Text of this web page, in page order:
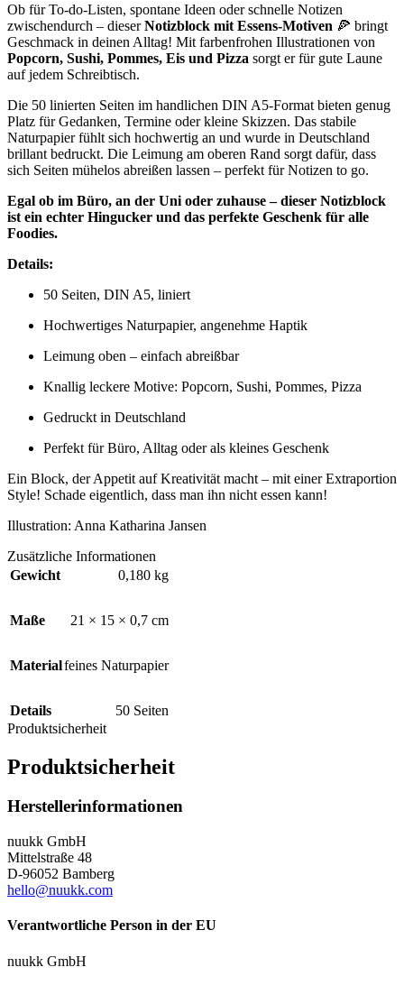
Ob für To-do-Listen, spontane Ideen oder schnelle Notizen
zwischendurch – dieserNotizblock mit Essens-Motiven 🍕 bringt
Geschmack in deinen Alltag! Mit farbenfrohen Illustrationen von
Popcorn, Sushi, Pommes, Eis und Pizza sorgt er für gute Laune
auf jedem Schreibtisch.
Die 50 linierten Seiten im handlichen DIN A5-Format bieten genug
Platz für Gedanken, Termine oder kleine Skizzen. Das stabile
Naturpapier fühlt sich hochwertig an und wurde in Deutschland
brillant bedruckt. Die Leimung am oberen Rand sorgt dafür, dass
sich Seiten mühelos abreißen lassen – perfekt für Notizen to go.
Egal ob im Büro, an der Uni oder zuhause – dieser Notizblock
ist ein echter Hingucker und das perfekte Geschenk für alle
Foodies.
Details:
50 Seiten, DIN A5, liniert
Hochwertiges Naturpapier, angenehme Haptik
Leimung oben – einfach abreißbar
Knallig leckere Motive: Popcorn, Sushi, Pommes, Pizza
Gedruckt in Deutschland
Perfekt für Büro, Alltag oder als kleines Geschenk
Ein Block, der Appetit auf Kreativität macht – mit einer Extraportion
Style! Schade eigentlich, dass man ihn nicht essen kann!
Illustration: Anna Katharina Jansen
Zusätzliche Informationen
Gewicht
0,180 kg
Maße 21 × 15 × 0,7 cm
Materialfeines Naturpapier
Details
50 Seiten
Produktsicherheit
Produktsicherheit
Herstellerinformationen
nuukk GmbH
Mittelstraße 48
D-96052 Bamberg
hello@nuukk.com
Verantwortliche Person in der EU
nuukk GmbH